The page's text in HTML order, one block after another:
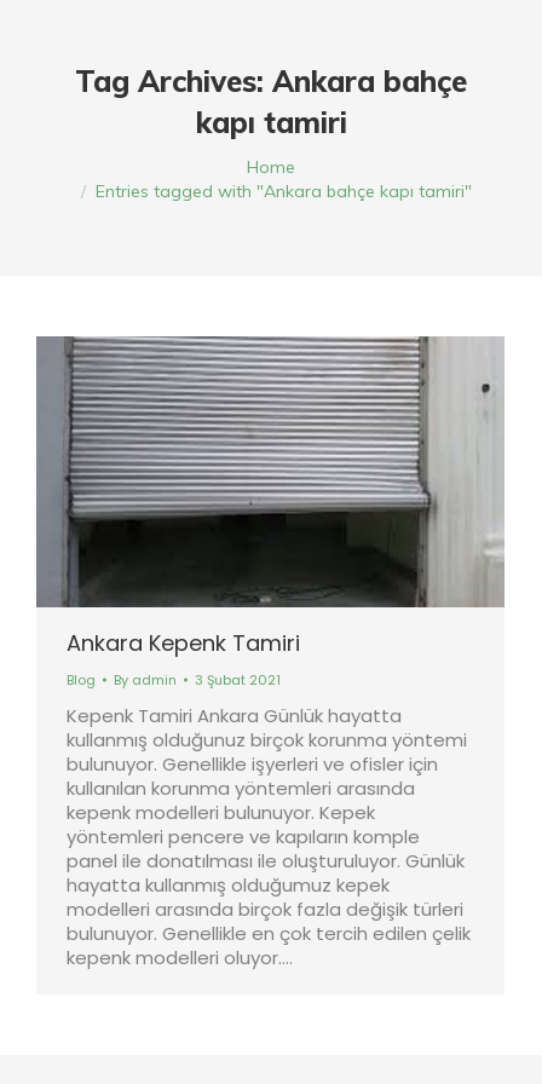
Tag Archives: Ankara bahçe
kapı tamiri
Home
Entries tagged with "Ankara bahçe kapı tamiri"
Ankara Kepenk Tamiri
Blog By admin 3 Şubat 2021
Kepenk Tamiri Ankara Günlük hayatta
kullanmış olduğunuz birçok korunma yöntemi
bulunuyor. Genellikle işyerleri ve ofisler için
kullanılan korunma yöntemleri arasında
kepenk modelleri bulunuyor. Kepek
yöntemleri pencere ve kapıların komple
panel ile donatılması ile oluşturuluyor. Günlük
hayatta kullanmış olduğumuz kepek
modelleri arasında birçok fazla değişik türleri
bulunuyor. Genellikle en çok tercih edilen çelik
kepenk modelleri oluyor.…